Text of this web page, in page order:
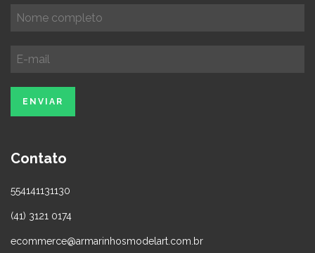
Contato
554141131130
(41) 3121 0174
ecommerce@armarinhosmodelart.com.br